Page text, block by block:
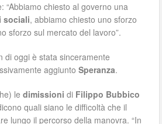
“Abbiamo chiesto al governo una
sociali, abbiamo chiesto uno sforzo
sforzo sul mercato del lavoro”.
di oggi è stata sinceramente
aggiuntoSperanza.
ledimissioni di Filippo Bubbico
quali siano le difficoltà che il
lungo il percorso della manovra. “In